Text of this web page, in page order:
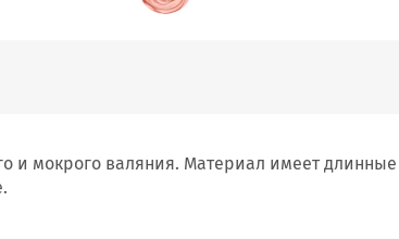
и мокрого валяния. Материал имеет